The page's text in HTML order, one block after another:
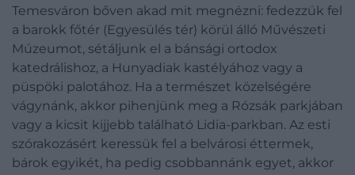
Temesváron bőven akad mit megnézni: fedezzük fel
a barokk főtér (Egyesülés tér) körül álló Művészeti
Múzeumot, sétáljunk el a bánsági ortodox
katedrálishoz, a Hunyadiak kastélyához vagy a
püspöki palotához. Ha a természet közelségére
vágynánk, akkor pihenjünk meg a Rózsák parkjában
vagy a kicsit kijjebb található Lidia-parkban. Az esti
szórakozásért keressük fel a belvárosi éttermek,
bárok egyikét, ha pedig csobbannánk egyet, akkor